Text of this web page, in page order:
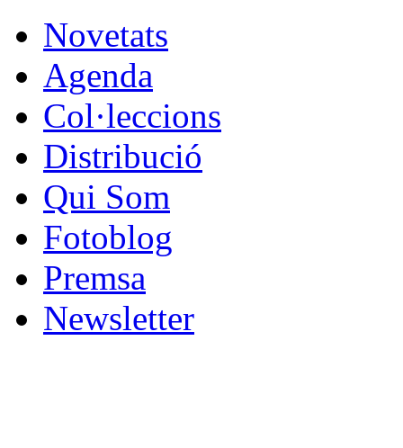
Novetats
Agenda
Col·leccions
Distribució
Qui Som
Fotoblog
Premsa
Newsletter